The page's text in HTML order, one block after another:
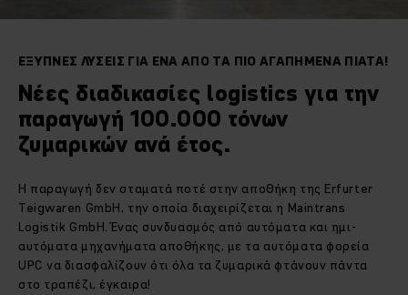
ΈΞΥΠΝΕΣ ΛΎΣΕΙΣ ΓΙΑ ΈΝΑ ΑΠΌ ΤΑ ΠΙΟ ΑΓΑΠΗΜΈΝΑ ΠΙΆΤΑ!
Νέες διαδικασίες logistics για την
παραγωγή 100.000 τόνων
ζυμαρικών ανά έτος.
Η παραγωγή δεν σταματά ποτέ στην αποθήκη της Erfurter
Teigwaren GmbH, την οποία διαχειρίζεται η Maintrans
Logistik GmbH. Ένας συνδυασμός από αυτόματα και ημι-
αυτόματα μηχανήματα αποθήκης, με τα αυτόματα φορεία
UPC να διασφαλίζουν ότι όλα τα ζυμαρικά φτάνουν πάντα
στο τραπέζι, έγκαιρα!